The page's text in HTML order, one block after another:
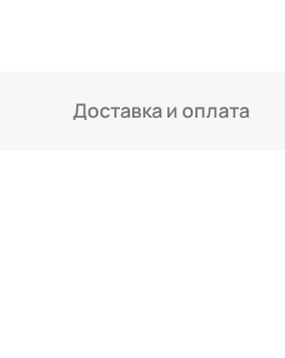
Доставка и оплата